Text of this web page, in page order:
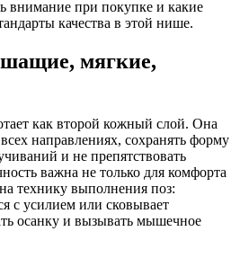
внимание при покупке и какие
качества в этой нише.
мягкие,
как второй кожный слой. Она
направлениях, сохранять форму
и не препятствовать
важна не только для комфорта
технику выполнения поз:
с усилием или сковывает
осанку и вызывать мышечное